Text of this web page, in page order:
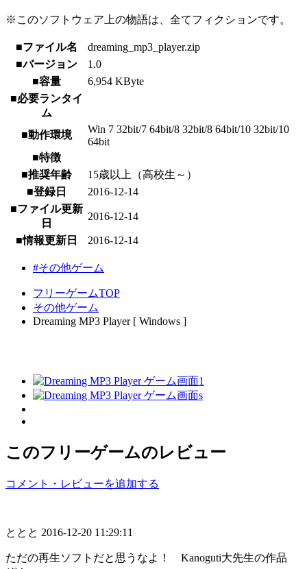
※このソフトウェア上の物語は、全てフィクションです。
■ファイル名
dreaming_mp3_player.zip
■バージョン
1.0
■容量
6,954 KByte
■必要ランタイ
ム
■動作環境
Win 7 32bit/7 64bit/8 32bit/8 64bit/10 32bit/10
64bit
■特徴
■推奨年齢
15歳以上（高校生～）
■登録日
2016-12-14
■ファイル更新
日
2016-12-14
■情報更新日 2016-12-14
#その他ゲーム
フリーゲームTOP
その他ゲーム
Dreaming MP3 Player [ Windows ]
このフリーゲームのレビュー
コメント・レビューを追加する
ととと 2016-12-20 11:29:11
ただの再生ソフトだと思うなよ！ Kanoguti大先生の作品